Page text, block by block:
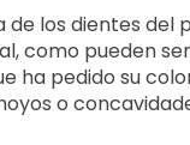
los dientes del
como pueden
ha pedido su
o